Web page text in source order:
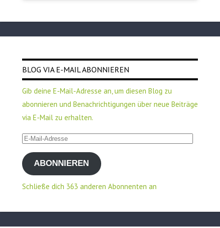
BLOG VIA E-MAIL ABONNIEREN
Gib deine E-Mail-Adresse an, um diesen Blog zu
abonnieren und Benachrichtigungen über neue Beiträge
via E-Mail zu erhalten.
E-
Mail-
AdresseABONNIEREN
Schließe dich 363 anderen Abonnenten an